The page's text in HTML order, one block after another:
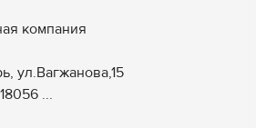
компания
ул.Вагжанова,15
...